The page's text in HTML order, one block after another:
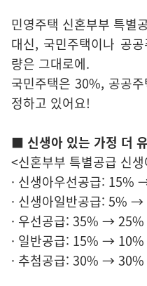
민영주택 신혼부부 특별
대신, 국민주택이나 공
량은 그대로에.
국민주택은 30%, 공공
정하고 있어요!
■ 신생아 있는 가정 더
<신혼부부 특별공급 신
· 신생아우선공급: 15%
· 신생아일반공급: 5%
· 우선공급: 35% → 25%
· 일반공급: 15% → 10%
· 추첨공급: 30% → 30%